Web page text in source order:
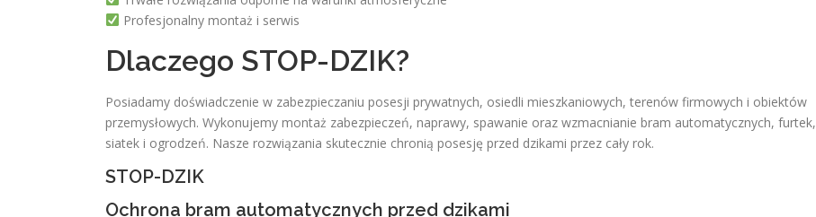
Profesjonalny montaż i serwis
Dlaczego STOP-DZIK?
Posiadamy doświadczenie w zabezpieczaniu posesji prywatnych, osiedli mieszkaniowych, terenów firmowych i obiektów
przemysłowych. Wykonujemy montaż zabezpieczeń, naprawy, spawanie oraz wzmacnianie bram automatycznych, furtek,
siatek i ogrodzeń. Nasze rozwiązania skutecznie chronią posesję przed dzikami przez cały rok.
STOP-DZIK
Ochrona bram automatycznych przed dzikami